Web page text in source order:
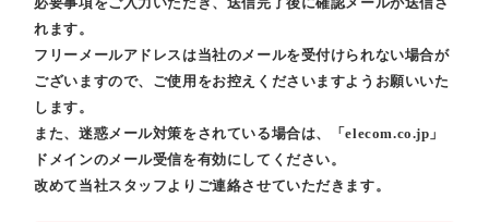
れます。
フリーメールアドレスは当社のメールを受付けられない場合が
ございますので、ご使用をお控えくださいますようお願いいた
します。
また、迷惑メール対策をされている場合は、「elecom.co.jp」
ドメインのメール受信を有効にしてください。
改めて当社スタッフよりご連絡させていただきます。